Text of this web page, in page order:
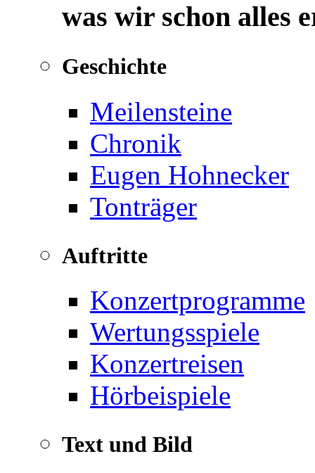
was wir schon alles
Geschichte
Meilensteine
Chronik
Eugen Hohnecker
Tonträger
Auftritte
Konzertprogramme
Wertungsspiele
Konzertreisen
Hörbeispiele
Text und Bild